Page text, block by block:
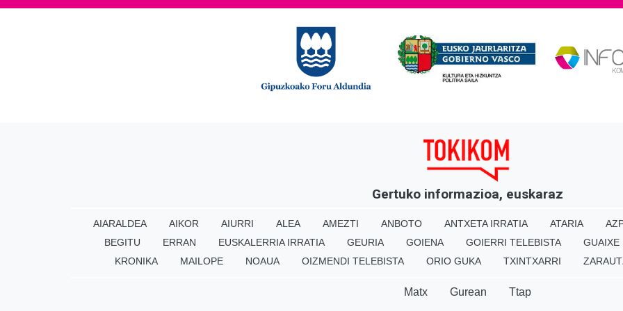
Gertuko informazioa, euskaraz
AIARALDEA AIKOR AIURRI ALEA AMEZTI ANBOTO ANTXETA IRRATIA ATARIA
BEGITU
ERRAN EUSKALERRIA IRRATIA GEURIA GOIENA GOIERRI TELEBISTA
GUAIXE
KRONIKA
MAILOPE NOAUA OIZMENDI TELEBISTA ORIO GUKA TXINTXARRI
Matx Gurean Ttap